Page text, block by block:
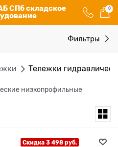
СПб складское
0
Тележки
низкопрофильные
Фильтры
Скидка 3 498 руб.